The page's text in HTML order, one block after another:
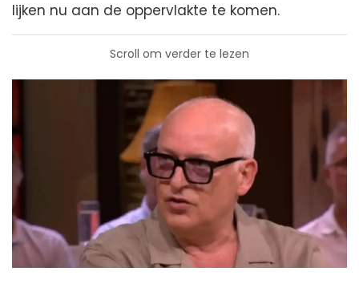
lijken nu aan de oppervlakte te komen.
Scroll om verder te lezen